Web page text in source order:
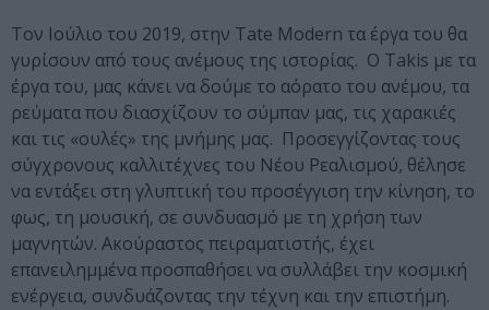
Τον Ιούλιο του 2019, στην Tate Modern τα έργα του θα
γυρίσουν από τους ανέμους της ιστορίας. Ο Takis με τα
έργα του, μας κάνει να δούμε το αόρατο του ανέμου, τα
ρεύματα που διασχίζουν το σύμπαν μας, τις χαρακιές
και τις «ουλές» της μνήμης μας. Προσεγγίζοντας τους
σύγχρονους καλλιτέχνες του Νέου Ρεαλισμού, θέλησε
να εντάξει στη γλυπτική του προσέγγιση την κίνηση, το
φως, τη μουσική, σε συνδυασμό με τη χρήση των
μαγνητών. Ακούραστος πειραματιστής, έχει
επανειλημμένα προσπαθήσει να συλλάβει την κοσμική
ενέργεια, συνδυάζοντας την τέχνη και την επιστήμη.